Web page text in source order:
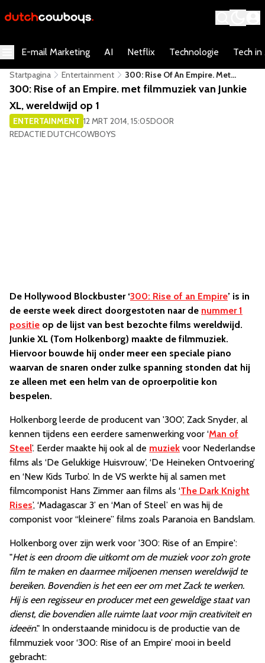
E-mail Marketing AI Netflix Technologie Tech in
Startpagina Entertainment
300: Rise Of An Empire. Met
Filmmuziek Van Junkie XL,
300: Rise of an Empire. met filmmuziek van Junkie
XL, wereldwijd op 1
ENTERTAINMENT 12 MRT 2014, 15:05DOOR
REDACTIE DUTCHCOWBOYS
De Hollywood Blockbuster ‘300: Rise of an Empire’ is in
de eerste week direct doorgestoten naar de nummer 1
positie op de lijst van best bezochte films wereldwijd.
Junkie XL (Tom Holkenborg) maakte de filmmuziek.
Hiervoor bouwde hij onder meer een speciale piano
waarvan de snaren onder zulke spanning stonden dat hij
ze alleen met een helm van de oproerpolitie kon
bespelen.
Holkenborg leerde de producent van '300', Zack Snyder, al
kennen tijdens een eerdere samenwerking voor ‘Man of
Steel’. Eerder maakte hij ook al de muziek voor Nederlandse
films als ‘De Gelukkige Huisvrouw’, ‘De Heineken Ontvoering’
en ‘New Kids Turbo’. In de VS werkte hij al samen met
filmcomponist Hans Zimmer aan films als ‘The Dark Knight
Rises’, ‘Madagascar 3’ en ‘Man of Steel’ en was hij de
componist voor “kleinere” films zoals Paranoia en Bandslam.
Holkenborg over zijn werk voor '300: Rise of an Empire':
"Het is een droom die uitkomt om de muziek voor zo’n grote
film te maken en daarmee miljoenen mensen wereldwijd te
bereiken. Bovendien is het een eer om met Zack te werken.
Hij is een regisseur en producer met een geweldige staat van
dienst, die bovendien alle ruimte laat voor mijn creativiteit en
ideeën." In onderstaande minidocu is de productie van de
filmmuziek voor ‘300: Rise of an Empire’ mooi in beeld
gebracht: